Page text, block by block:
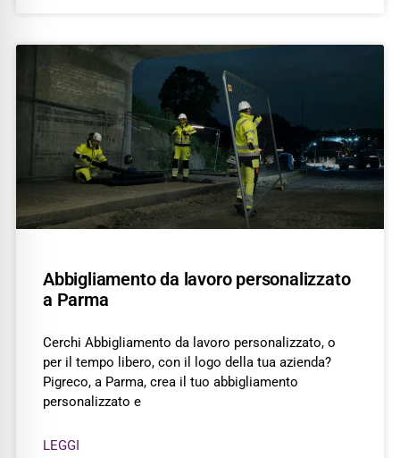
Abbigliamento da lavoro personalizzato
a Parma
Cerchi Abbigliamento da lavoro personalizzato, o
per il tempo libero, con il logo della tua azienda?
Pigreco, a Parma, crea il tuo abbigliamento
personalizzato e
LEGGI